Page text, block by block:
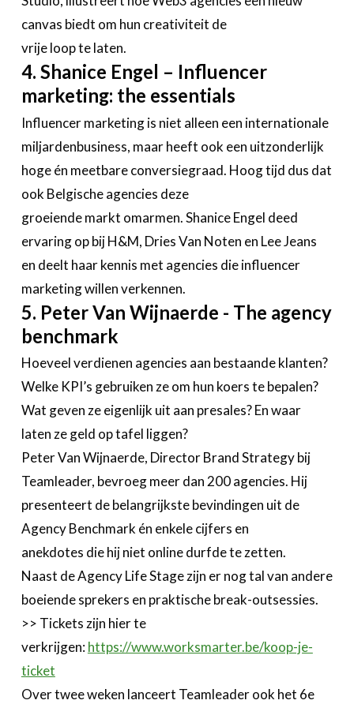
canvas biedt om hun creativiteit de
vrije loop te laten.
4. Shanice Engel – Influencer
marketing: the essentials
Influencer marketing is niet alleen een internationale
miljardenbusiness, maar heeft ook een uitzonderlijk
hoge én meetbare conversiegraad. Hoog tijd dus dat
ook Belgische agencies deze
groeiende markt omarmen. Shanice Engel deed
ervaring op bij H&M, Dries Van Noten en Lee Jeans
en deelt haar kennis met agencies die influencer
marketing willen verkennen.
5. Peter Van Wijnaerde - The agency
benchmark
Hoeveel verdienen agencies aan bestaande klanten?
Welke KPI’s gebruiken ze om hun koers te bepalen?
Wat geven ze eigenlijk uit aan presales? En waar
laten ze geld op tafel liggen?
Peter Van Wijnaerde, Director Brand Strategy bij
Teamleader, bevroeg meer dan 200 agencies. Hij
presenteert de belangrijkste bevindingen uit de
Agency Benchmark én enkele cijfers en
anekdotes die hij niet online durfde te zetten.
Naast de Agency Life Stage zijn er nog tal van andere
boeiende sprekers en praktische break-outsessies.
>> Tickets zijn hier te
verkrijgen:https://www.worksmarter.be/koop-je-
ticket
Over twee weken lanceert Teamleader ook het 6e